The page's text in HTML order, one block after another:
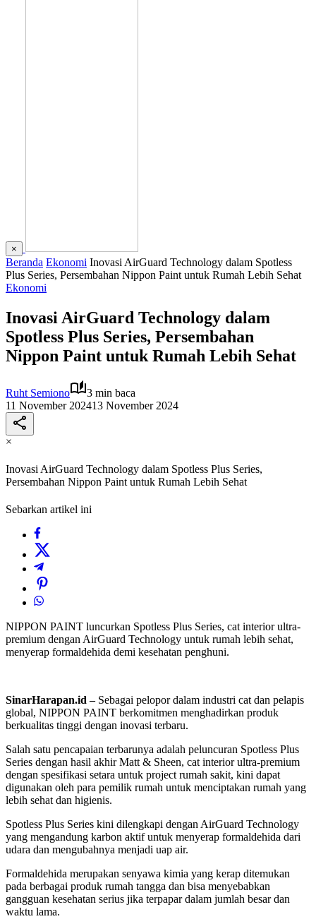
×
Beranda Ekonomi Inovasi AirGuard Technology dalam Spotless
Plus Series, Persembahan Nippon Paint untuk Rumah Lebih Sehat
Ekonomi
Inovasi AirGuard Technology dalam
Spotless Plus Series, Persembahan
Nippon Paint untuk Rumah Lebih Sehat
Ruht Semiono
3 min baca
11 November 202413 November 2024
×
Inovasi AirGuard Technology dalam Spotless Plus Series,
Persembahan Nippon Paint untuk Rumah Lebih Sehat
Sebarkan artikel ini
NIPPON PAINT luncurkan Spotless Plus Series, cat interior ultra-
premium dengan AirGuard Technology untuk rumah lebih sehat,
menyerap formaldehida demi kesehatan penghuni.
SinarHarapan.id –Sebagai pelopor dalam industri cat dan pelapis
global, NIPPON PAINT berkomitmen menghadirkan produk
berkualitas tinggi dengan inovasi terbaru.
Salah satu pencapaian terbarunya adalah peluncuran Spotless Plus
Series dengan hasil akhir Matt & Sheen, cat interior ultra-premium
dengan spesifikasi setara untuk project rumah sakit, kini dapat
digunakan oleh para pemilik rumah untuk menciptakan rumah yang
lebih sehat dan higienis.
Spotless Plus Series kini dilengkapi dengan AirGuard Technology
yang mengandung karbon aktif untuk menyerap formaldehida dari
udara dan mengubahnya menjadi uap air.
Formaldehida merupakan senyawa kimia yang kerap ditemukan
pada berbagai produk rumah tangga dan bisa menyebabkan
gangguan kesehatan serius jika terpapar dalam jumlah besar dan
waktu lama.